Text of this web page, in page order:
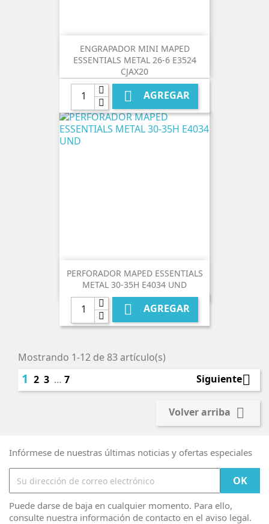
ENGRAPADOR MINI MAPED
ESSENTIALS METAL 26-6 E3524
CJAX20
 AGREGAR
PERFORADOR MAPED ESSENTIALS
METAL 30-35H E4034 UND
 AGREGAR
Mostrando 1-12 de 83 artículo(s)
1 2 3 … 7 Siguiente
Volver arriba 
Infórmese de nuestras últimas noticias y ofertas especiales
Puede darse de baja en cualquier momento. Para ello,
consulte nuestra información de contacto en el aviso legal.